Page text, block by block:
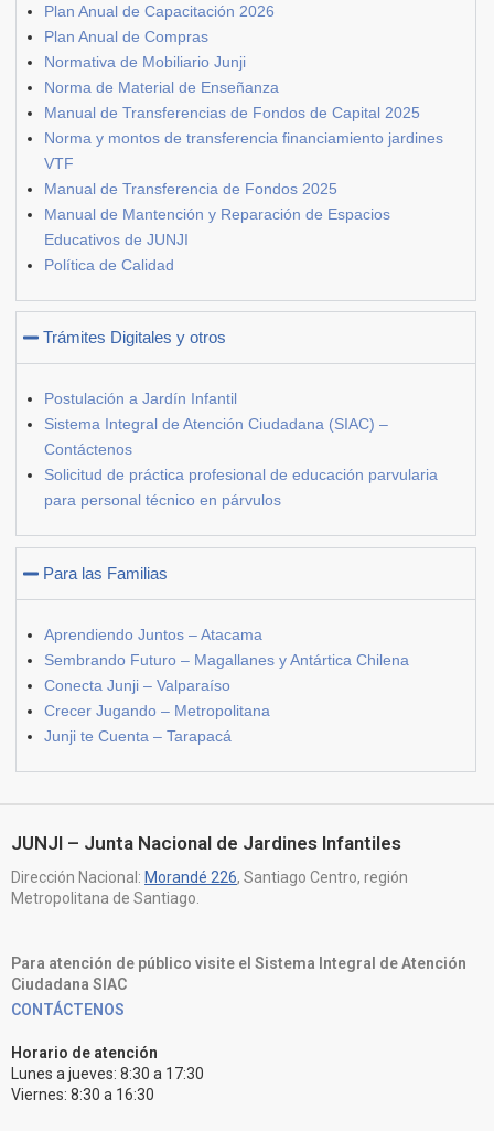
Plan Anual de Capacitación 2026
Plan Anual de Compras
Normativa de Mobiliario Junji
Norma de Material de Enseñanza
Manual de Transferencias de Fondos de Capital 2025
Norma y montos de transferencia financiamiento jardines
VTF
Manual de Transferencia de Fondos 2025
Manual de Mantención y Reparación de Espacios
Educativos de JUNJI
Política de Calidad
Trámites Digitales y otros
Postulación a Jardín Infantil
Sistema Integral de Atención Ciudadana (SIAC) –
Contáctenos
Solicitud de práctica profesional de educación parvularia
para personal técnico en párvulos
Para las Familias
Aprendiendo Juntos – Atacama
Sembrando Futuro – Magallanes y Antártica Chilena
Conecta Junji – Valparaíso
Crecer Jugando – Metropolitana
Junji te Cuenta – Tarapacá
JUNJI – Junta Nacional de Jardines Infantiles
Dirección Nacional: Morandé 226, Santiago Centro, región
Metropolitana de Santiago.
Para atención de público visite el Sistema Integral de Atención
Ciudadana SIAC
CONTÁCTENOS
Horario de atención
Lunes a jueves: 8:30 a 17:30
Viernes: 8:30 a 16:30